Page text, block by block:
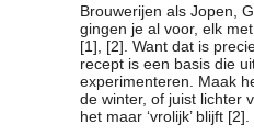
Brouwerijen als Jopen,
gingen je al voor, elk
[1], [2]. Want dat is
recept is een basis die
experimenteren. Maak
de winter, of juist lichter
het maar ‘vrolijk’ blijft [2].